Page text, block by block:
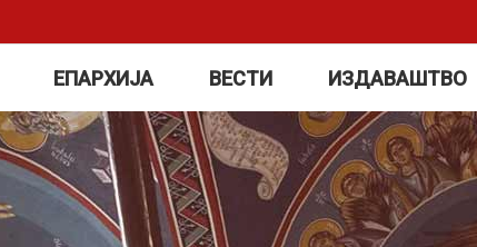
ЕПАРХИЈА ВЕСТИ ИЗДАВАШТВО